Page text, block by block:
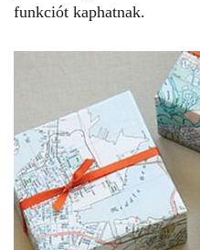
funkciót kaphatnak.